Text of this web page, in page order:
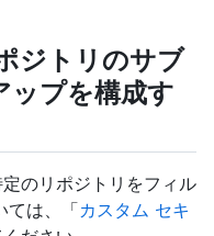
ジトリのサブ
ップを構成す
のリポジトリをフィル
ては、「カスタム セキ